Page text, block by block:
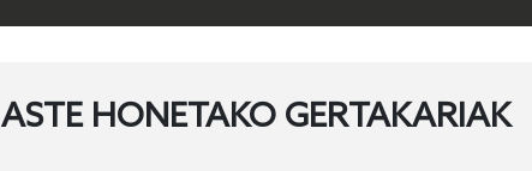
ASTE HONETAKO GERTAKARIAK